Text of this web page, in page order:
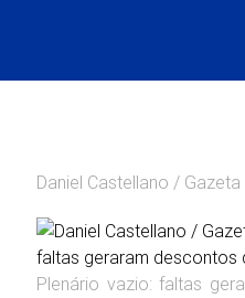
Daniel Castellano /
Plenário vazio: faltas